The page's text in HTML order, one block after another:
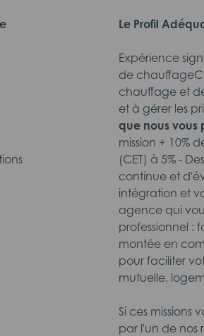
Le Profil
Expérience
de
chauffage et
et à gérer les
que nous vous
mission + 10%
(CET) à 5% -
continue et
intégration et
agence qui
professionnel :
montée en
pour faciliter
mutuelle,
Si ces missions
par l'un de nos